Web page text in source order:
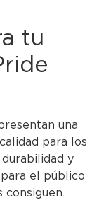
tu
una
para los
durabilidad y
el público
consiguen.